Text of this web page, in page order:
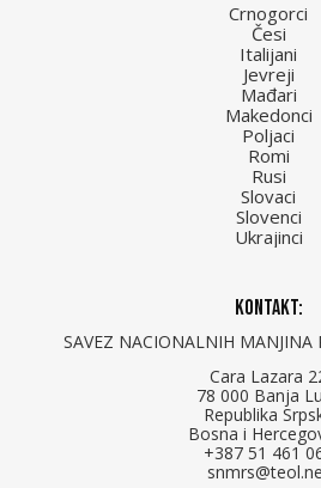
Crnogorci
Česi
Italijani
Jevreji
Mađari
Makedonci
Poljaci
Romi
Rusi
Slovaci
Slovenci
Ukrajinci
Kontakt:
SAVEZ NACIONALNIH MANJINA
Cara Lazara
78 000 Banja
Republika
Bosna i
+387 51 461